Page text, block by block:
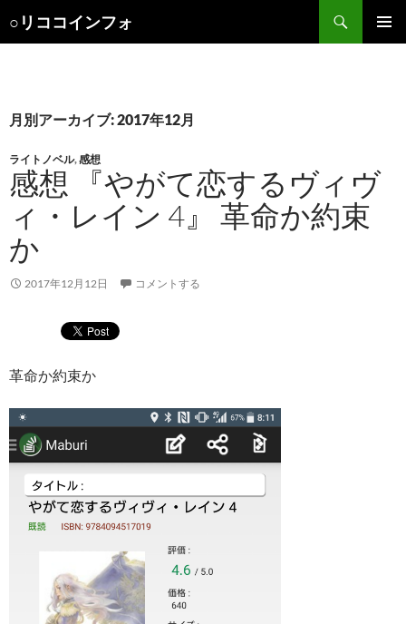
○リココインフォ
索
ツ
へ
キ
ッ
月別アーカイブ: 2017年12月
ライトノベル,感想
感想 『やがて恋するヴィヴ
ィ・レイン 4』 革命か約束
か
2017年12月12日 コメントする
革命か約束か